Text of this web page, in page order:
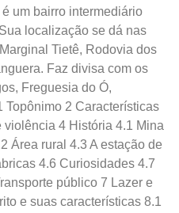
um bairro intermediário
localização se dá nas
Tietê, Rodovia dos
Faz divisa com os
Freguesia do Ó,
Topônimo 2 Características
4 História 4.1 Mina
Área rural 4.3 A estação de
4.6 Curiosidades 4.7
público 7 Lazer e
e suas características 8.1